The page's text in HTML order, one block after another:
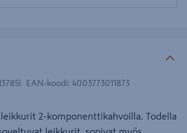
EAN-koodi: 4003773011873
2-komponenttikahvoilla. Todella